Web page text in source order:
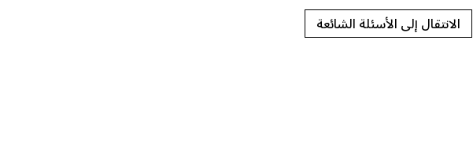
الانتقال إلى الأسئلة الشائعة